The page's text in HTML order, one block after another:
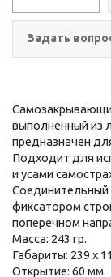
Задать
выполненный из
предназначен
Подходит для
и усами
фиксатором
поперечном
Масса: 243 гр.
Габариты: 239 х
Открытие: 60 мм.